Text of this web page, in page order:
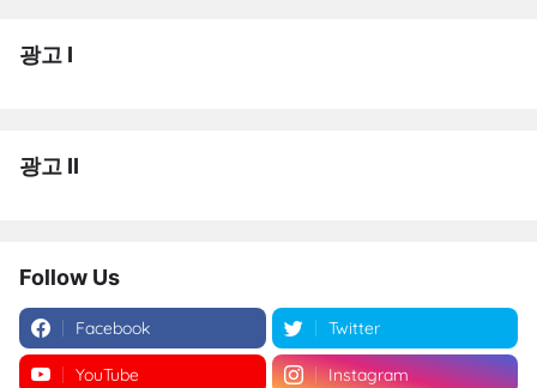
광고 I
광고 II
Follow Us
Facebook Twitter
YouTube Instagram